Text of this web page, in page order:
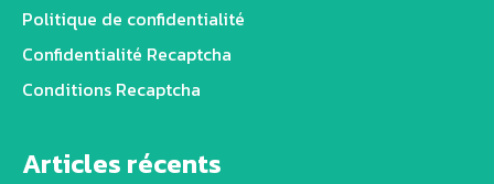
Politique de confidentialité
Confidentialité Recaptcha
Conditions Recaptcha
Articles récents